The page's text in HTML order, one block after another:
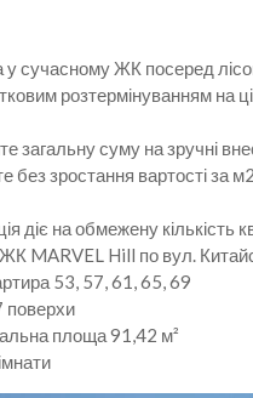
у сучасному ЖК посеред
розтермінуванням на
загальну суму на зручні
без зростання вартості за
діє на обмежену кількість
MARVEL Hill по вул.
53, 57, 61, 65, 69
поверхи
площа 91,42 м²